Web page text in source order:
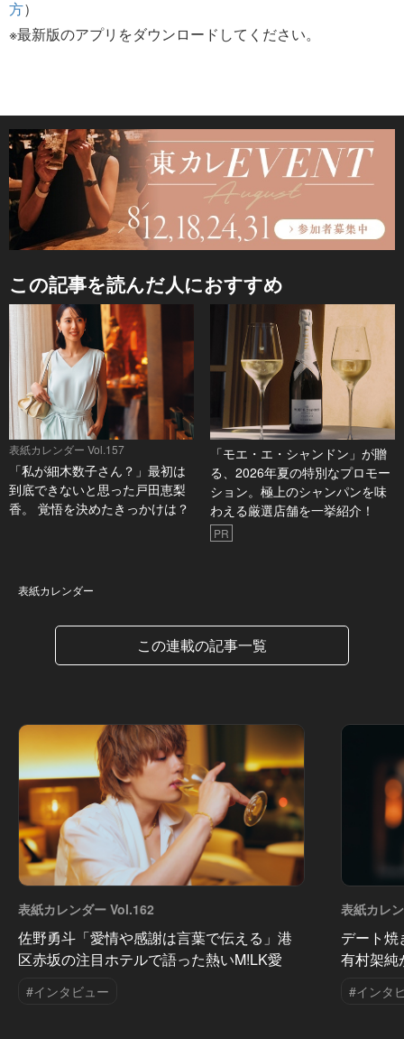
方）
※最新版のアプリをダウンロードしてください。
この記事を読んだ人におすすめ
表紙カレンダー Vol.157
「私が細木数子さん？」最初は
到底できないと思った戸田恵梨
香。 覚悟を決めたきっかけは？
「モエ・エ・シャンドン」が贈
る、2026年夏の特別なプロモー
ション。極上のシャンパンを味
わえる厳選店舗を一挙紹介！
PR
表紙カレンダー
この連載の記事一覧
表紙カレンダー Vol.162
佐野勇斗「愛情や感謝は言葉で伝える」港
区赤坂の注目ホテルで語った熱いM!LK愛
#インタビュー
表紙カレ
デート
有村架純
#インタ